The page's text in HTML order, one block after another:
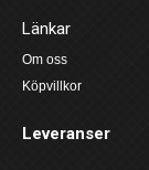
Länkar
Om oss
Köpvillkor
Leveranser